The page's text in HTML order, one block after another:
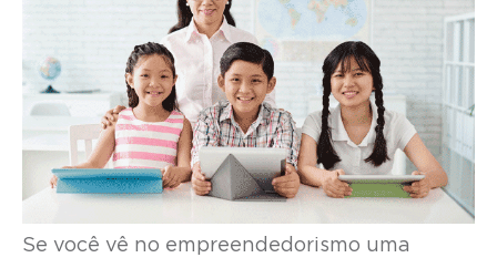
Se você vê no empreendedorismo uma